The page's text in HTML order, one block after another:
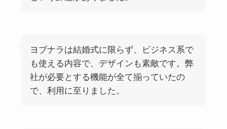
ヨブナラは結婚式に限らず、ビジネス系で
も使える内容で、デザインも素敵です。弊
社が必要とする機能が全て揃っていたの
で、利用に至りました。